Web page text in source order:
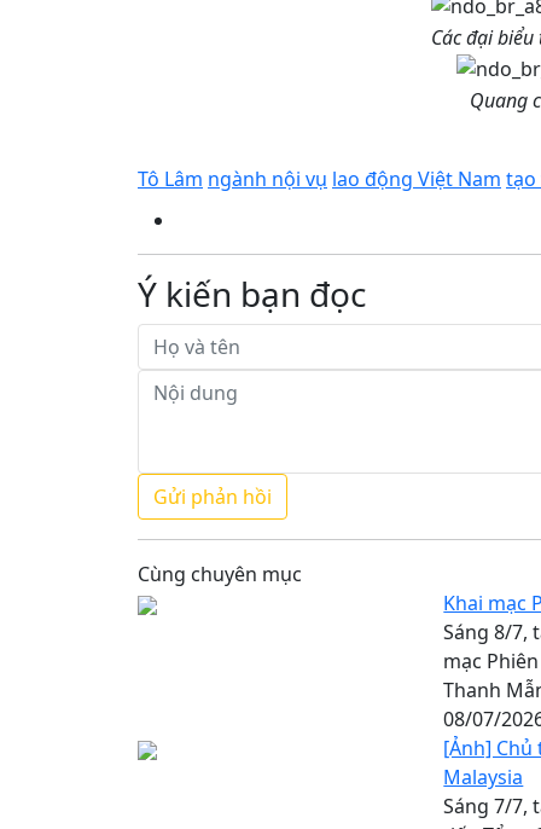
Các đại
Quang
Tô Lâm ngành nội vụ lao động Việt Nam tạo
Ý kiến bạn đọc
Cùng chuyên mục
Khai mạc
Sáng 8/7,
mạc
Thanh
08/07/
[Ảnh]
Malaysia
Sáng 7/7,